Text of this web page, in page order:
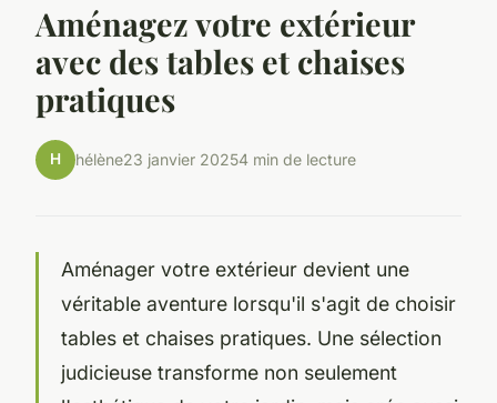
Aménagez votre extérieur
avec des tables et chaises
pratiques
H hélène23 janvier 20254 min de lecture
Aménager votre extérieur devient une
véritable aventure lorsqu'il s'agit de choisir
tables et chaises pratiques. Une sélection
judicieuse transforme non seulement